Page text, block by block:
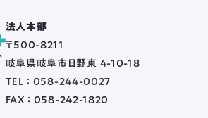
法人本部
〒500-8211
岐阜県岐阜市日野東 4-10-18
TEL ： 058-244-0027
FAX ： 058-242-1820